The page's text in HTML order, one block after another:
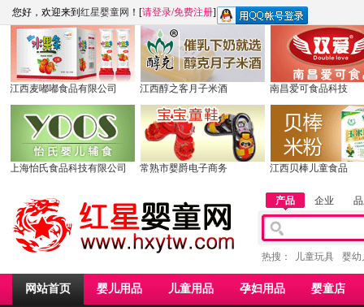
您好，欢迎来到 红星婴童网 ！[请登录/免费注册]
江西麦嘟嘟食品有限公司 江西醇之客月子米酒 南昌爱可食品科技
上海怡氏食品科技有限公司 常熟市婴爵电子商务 江西贝棒儿童食品
产品 企业
热搜： 儿童玩具 婴幼
网站首页 婴儿用品 儿童用品 孕妇用品 婴童店